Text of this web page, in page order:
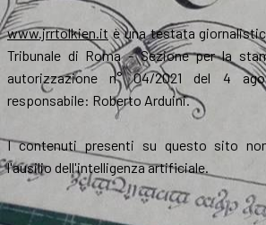
www.jrrtolkien.itè una testata
Tribunale di Roma - Sezione per la
autorizzazione n° 04/2021 del 4
responsabile: Roberto Arduini.
I contenuti presenti su questo sito
l'ausilio dell'intelligenza artificiale.